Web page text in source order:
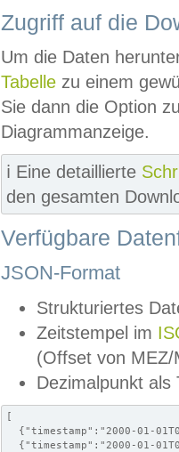
Zugriff auf die
Um die Daten
Tabelle zu einem
Sie dann die Option
Diagrammanzeige.
ℹ️ Eine detaillierte
den gesamten
Verfügbare
JSON-Format
Strukturiertes
Zeitstempel im
(Offset von MEZ/
Dezimalpunkt als
[
{"timestamp":"2000-01-
{"timestamp":"2000-01-